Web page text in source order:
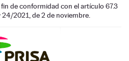
de conformidad con el artículo 67.3
24/2021, de 2 de noviembre.